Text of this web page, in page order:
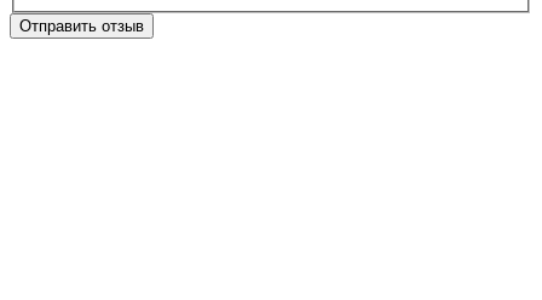
Отправить отзыв